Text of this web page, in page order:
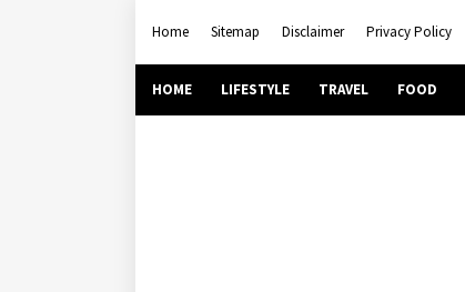
Home Sitemap Disclaimer Privacy Policy
HOME LIFESTYLE TRAVEL FOOD